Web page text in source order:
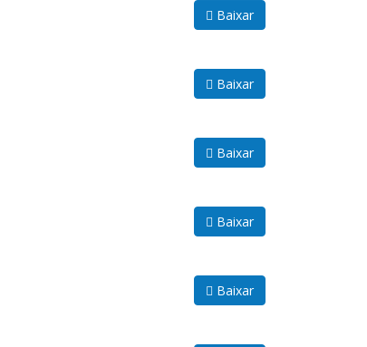
Baixar
Baixar
Baixar
Baixar
Baixar